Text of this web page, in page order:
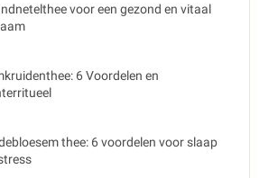
voor een gezond en vitaal
6 Voordelen en
thee: 6 voordelen voor slaap